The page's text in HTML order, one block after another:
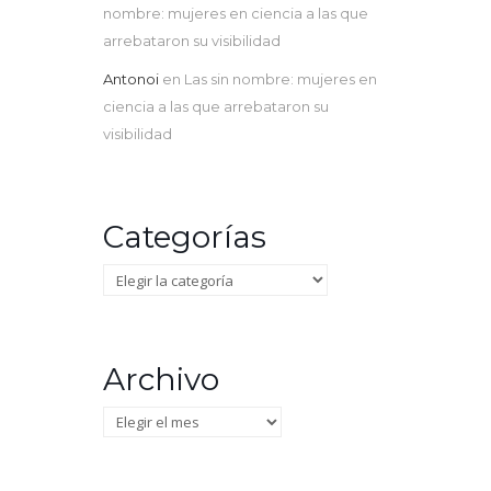
nombre: mujeres en ciencia a las que
arrebataron su visibilidad
Antonoi en Las sin nombre: mujeres en
ciencia a las que arrebataron su
visibilidad
Categorías
Categorías
Archivo
Archivo